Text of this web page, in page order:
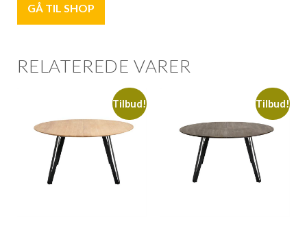
GÅ TIL SHOP
RELATEREDE VARER
Tilbud! Tilbud!